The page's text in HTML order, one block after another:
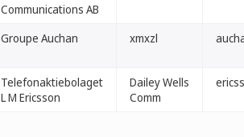
Communications AB
Groupe Auchan xmxzl
Telefonaktiebolaget
L M Ericsson
Dailey Wells
Comm